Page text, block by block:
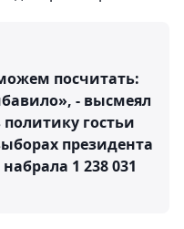
посчитать:
- высмеял
гостьи
президента
1 238 031